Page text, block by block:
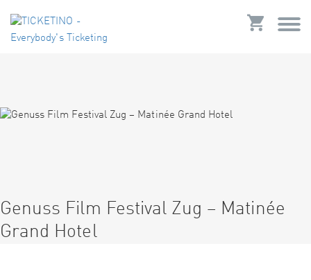
Genuss Film Festival Zug – Matinée
Grand Hotel